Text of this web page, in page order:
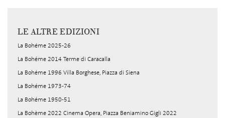
LE ALTRE EDIZIONI
La Bohéme 2025-26
La Bohéme 2014 Terme di Caracalla
La Bohéme 1996 Villa Borghese, Piazza di Siena
La Bohéme 1973-74
La Bohéme 1950-51
La Bohème 2022 Cinema Opera, Piazza Beniamino Gigli 2022